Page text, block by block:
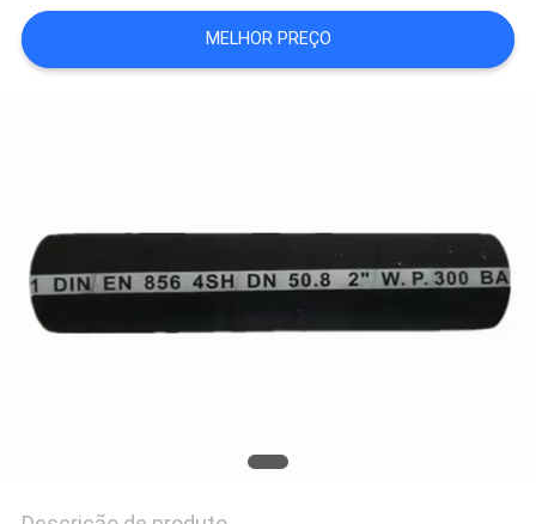
CITAÇÕES
PRIVACY
POLICY
MELHOR PREÇO